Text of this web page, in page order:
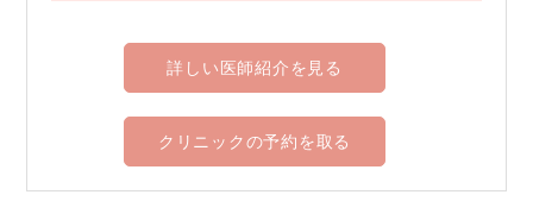
詳しい医師紹介を見る
クリニックの予約を取る